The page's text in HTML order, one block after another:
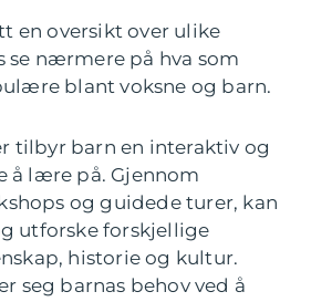
en oversikt over ulike
se nærmere på hva som
blant voksne og barn.
tilbyr barn en interaktiv og
å lære på. Gjennom
og guidede turer, kan
utforske forskjellige
historie og kultur.
seg barnas behov ved å